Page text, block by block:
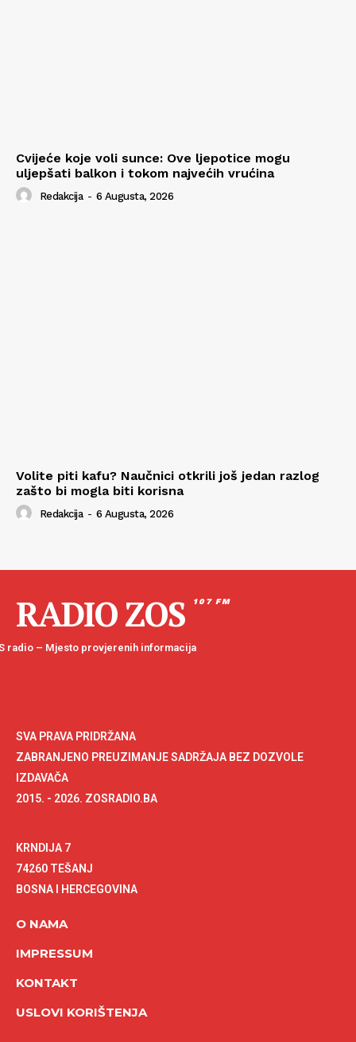
Cvijeće koje voli sunce: Ove ljepotice mogu
uljepšati balkon i tokom najvećih vrućina
Redakcija - 6 Augusta, 2026
Volite piti kafu? Naučnici otkrili još jedan razlog
zašto bi mogla biti korisna
Redakcija - 6 Augusta, 2026
RADIO ZOS 107 FM
radio – Mjesto provjerenih informacija
SVA PRAVA PRIDRŽANA
ZABRANJENO PREUZIMANJE SADRŽAJA BEZ DOZVOLE
IZDAVAČA
2015. - 2026. ZOSRADIO.BA
KRNDIJA 7
74260 TEŠANJ
BOSNA I HERCEGOVINA
O NAMA
IMPRESSUM
KONTAKT
USLOVI KORIŠTENJA